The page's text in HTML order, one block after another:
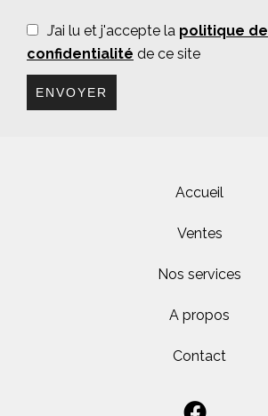
J’ai lu et j'accepte la politique de
confidentialité de ce site
ENVOYER
Accueil
Ventes
Nos services
A propos
Contact